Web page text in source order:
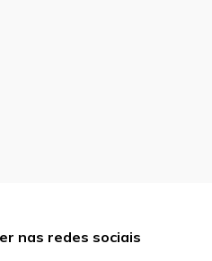
nas redes sociais